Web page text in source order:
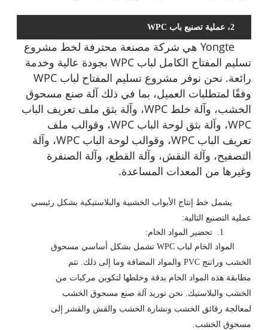
2، عملية تصنيع باب WPC
Yongte هي شركة مصنعة محترفة لخط مشروع
تسليم المفتاح الكامل لباب WPC بجودة عالية وخدمة
رائعة. نحن نوفر مشروع تسليم المفتاح لباب WPC
وفقًا لمتطلبات العميل، بما في ذلك آلة صنع مسحوق
الخشب، وآلة خلط WPC، وآلة بثق ملف تعريف الباب
WPC، وآلة بثق لوحة الباب WPC، وقوالب ملف
تعريف الباب WPC، وقوالب لوحة الباب WPC، وآلة
التصفيح، وآلة النقش، وآلة القطع، وآلة الصنفرة
وغيرها من المعدات المساعدة.
يشمل خط إنتاج الأبواب الخشبية والبلاستيكية بشكل رئيسي
عملية التصنيع التالية:
1.
تحضير المواد الخام:
المواد الخام لباب WPC تشمل بشكل أساسي مسحوق
الخشب وراتنج PVC والمواد المضافة وما إلى ذلك. تتم
مطابقة هذه المواد الخام بدقة وخلطها لتكوين مركبات من
الخشب والبلاستيك. نحن توريد آلة صنع مسحوق الخشب
لمعالجة رقائق الخشب ونشارة الخشب والقش والقشر إلى
مسحوق الخشب.